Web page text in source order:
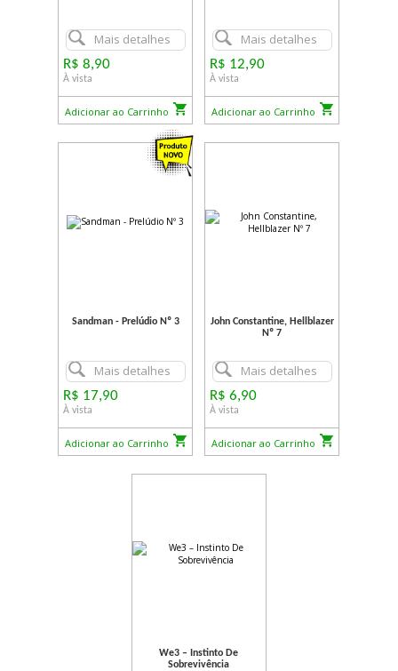
Mais detalhes
R$ 8,90
À vista
Adicionar ao Carrinho
Mais detalhes
R$ 12,90
À vista
Adicionar ao Carrinho
Sandman - Prelúdio Nº 3
Mais detalhes
R$ 17,90
À vista
Adicionar ao Carrinho
John Constantine, Hellblazer
Nº 7
Mais detalhes
R$ 6,90
À vista
Adicionar ao Carrinho
We3 – Instinto De
Sobrevivência